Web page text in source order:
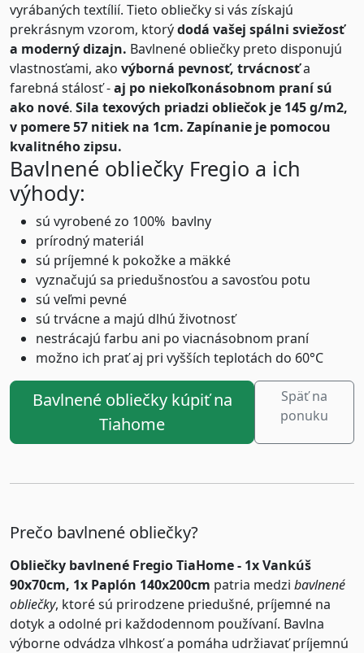
vyrábaných textílií. Tieto obliečky si vás získajú
prekrásnym vzorom, ktorýdodá vašej spálni sviežosť
a moderný dizajn. Bavlnené obliečky preto disponujú
vlastnosťami, ako výborná pevnosť, trvácnosťa
farebná stálosť -aj po niekoľkonásobnom praní sú
ako nové. Sila texových priadzi obliečok je 145 g/m2,
v pomere 57 nitiek na 1cm. Zapínanie je pomocou
kvalitného zipsu.
Bavlnené obliečky Fregio a ich
výhody:
sú vyrobené zo 100% bavlny
prírodný materiál
sú príjemné k pokožke a mäkké
vyznačujú sa priedušnosťou a savosťou potu
sú veľmi pevné
sú trvácne a majú dlhú životnosť
nestrácajú farbu ani po viacnásobnom praní
možno ich prať aj pri vyšších teplotách do 60°C
Bavlnené obliečky kúpiť na
Tiahome
Späť na
ponuku
Prečo bavlnené obliečky?
Obliečky bavlnené Fregio TiaHome - 1x Vankúš
90x70cm, 1x Paplón 140x200cm patria medzi bavlnené
obliečky, ktoré sú prirodzene priedušné, príjemné na
dotyk a odolné pri každodennom používaní. Bavlna
výborne odvádza vlhkosť a pomáha udržiavať príjemnú